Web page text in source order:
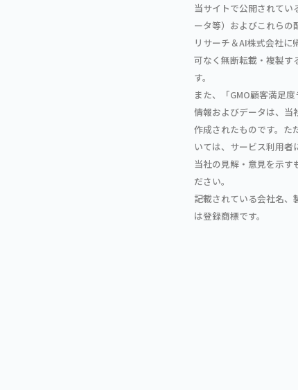
当サイトで公開されてい
ータ等）およびこれらの
リサーチ＆AI株式会社に
可なく無断転載・複製す
す。
また、「GMO顧客満足
情報およびデータは、当
作成されたものです。た
いては、サービス利用者
当社の見解・意見を示す
ださい。
記載されている会社名、
は登録商標です。